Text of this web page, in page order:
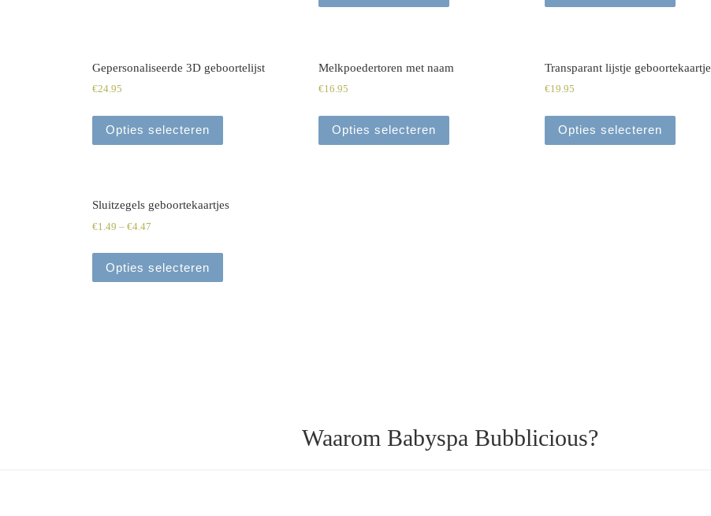
Gepersonaliseerde 3D geboortelijst
€24.95
Opties selecteren
Melkpoedertoren met naam
€16.95
Opties selecteren
Transparant lijstje geboortekaartje
€19.95
Opties selecteren
Sluitzegels geboortekaartjes
€1.49 – €4.47
Opties selecteren
Waarom Babyspa Bubblicious?